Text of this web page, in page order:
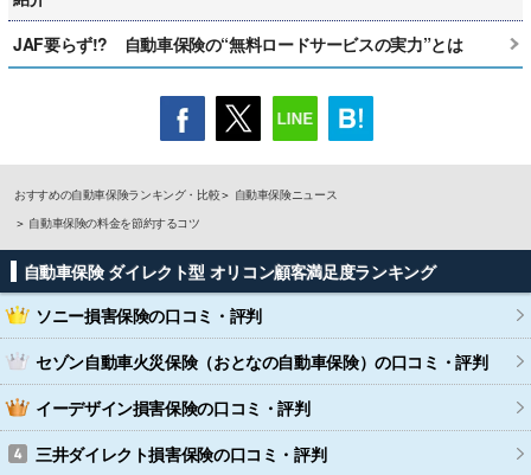
JAF要らず!? 自動車保険の“無料ロードサービスの実力”とは
おすすめの自動車保険ランキング・比較
自動車保険ニュース
自動車保険の料金を節約するコツ
自動車保険 ダイレクト型 オリコン顧客満足度ランキング
ソニー損害保険の口コミ・評判
セゾン自動車火災保険（おとなの自動車保険）の口コミ・評判
イーデザイン損害保険の口コミ・評判
三井ダイレクト損害保険の口コミ・評判